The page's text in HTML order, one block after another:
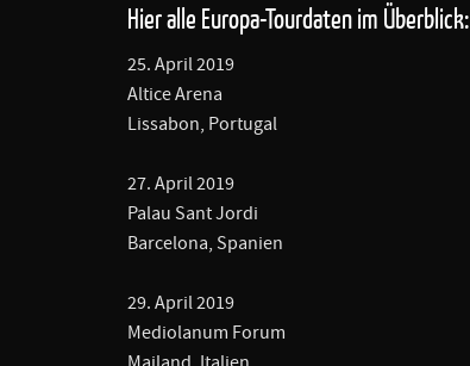
Hier alle Europa-Tourdaten im Überblick:
25. April 2019
Altice Arena
Lissabon, Portugal
27. April 2019
Palau Sant Jordi
Barcelona, Spanien
29. April 2019
Mediolanum Forum